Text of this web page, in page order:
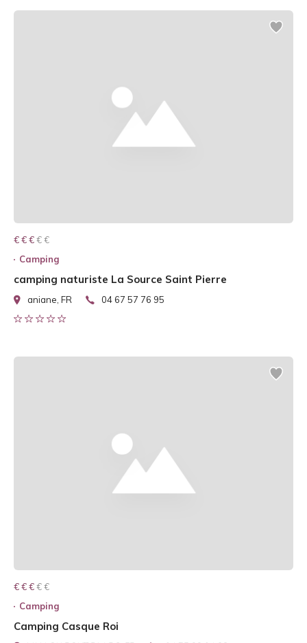
€ € € € €
€ € €
Camping
camping naturiste La Source Saint Pierre
aniane, FR 04 67 57 76 95
€ € € € €
€ € €
Camping
Camping Casque Roi